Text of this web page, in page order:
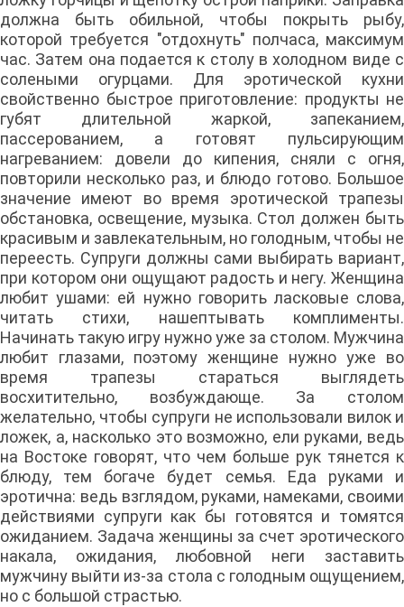
должна быть обильной, чтобы покрыть рыбу,
которой требуется "отдохнуть" полчаса, максимум
час. Затем она подается к столу в холодном виде с
солеными огурцами. Для эротической кухни
свойственно быстрое приготовление: продукты не
губят длительной жаркой, запеканием,
пассерованием, а готовят пульсирующим
нагреванием: довели до кипения, сняли с огня,
повторили несколько раз, и блюдо готово. Большое
значение имеют во время эротической трапезы
обстановка, освещение, музыка. Стол должен быть
красивым и завлекательным, но голодным, чтобы не
переесть. Супруги должны сами выбирать вариант,
при котором они ощущают радость и негу. Женщина
любит ушами: ей нужно говорить ласковые слова,
читать стихи, нашептывать комплименты.
Начинать такую игру нужно уже за столом. Мужчина
любит глазами, поэтому женщине нужно уже во
время трапезы стараться выглядеть
восхитительно, возбуждающе. За столом
желательно, чтобы супруги не использовали вилок и
ложек, а, насколько это возможно, ели руками, ведь
на Востоке говорят, что чем больше рук тянется к
блюду, тем богаче будет семья. Еда руками и
эротична: ведь взглядом, руками, намеками, своими
действиями супруги как бы готовятся и томятся
ожиданием. Задача женщины за счет эротического
накала, ожидания, любовной неги заставить
мужчину выйти из-за стола с голодным ощущением,
но с большой страстью.